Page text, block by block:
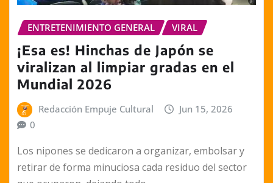
ENTRETENIMIENTO GENERAL VIRAL
¡Esa es! Hinchas de Japón se
viralizan al limpiar gradas en el
Mundial 2026
Redacción Empuje Cultural
Jun 15, 2026
0
Los nipones se dedicaron a organizar, embolsar y
retirar de forma minuciosa cada residuo del sector